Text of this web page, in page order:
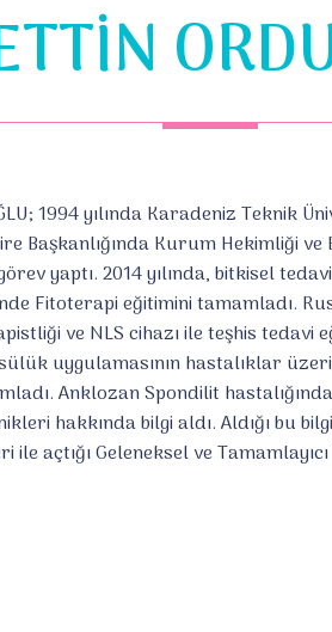
1994 yılında Karadeniz Teknik
Başkanlığında Kurum Hekimliği
yaptı. 2014 yılında, bitkisel
Fitoterapi eğitimini tamamladı.
ve NLS cihazı ile teşhis
uygulamasının hastalıklar
Anklozan Spondilit
hakkında bilgi aldı. Aldığı
açtığı Geleneksel ve